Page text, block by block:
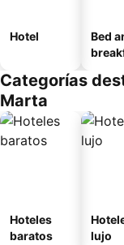
Hotel
Bed
Categorías
Marta
Hoteles
baratos
lujo